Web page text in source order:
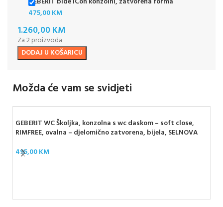
475,00KM
1.260,00KM
Za 2 proizvoda
DODAJ U KOŠARICU
Možda će vam se svidjeti
GEBERIT WC Školjka, konzolna s wc daskom – soft close,
RIMFREE, ovalna – djelomično zatvorena, bijela, SELNOVA
495,00KM